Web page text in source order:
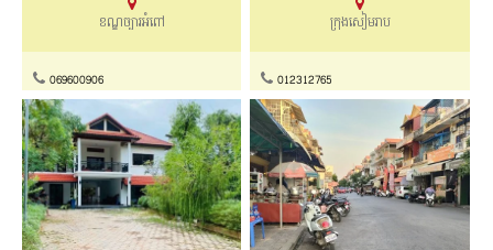
ខណ្ឌច្បារអំពៅ
069600906
ក្រុងសៀមរាប
012312765